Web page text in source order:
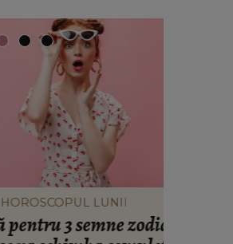
LUNII
3 semne zodiacale.